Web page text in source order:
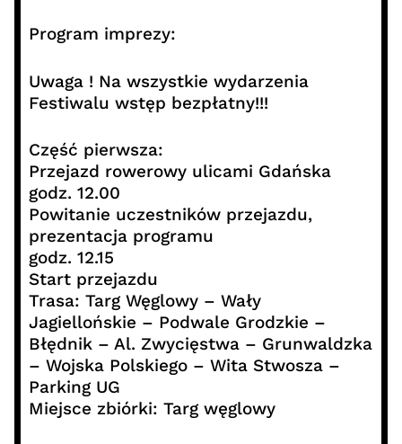
Program imprezy:
Uwaga ! Na wszystkie wydarzenia
Festiwalu wstęp bezpłatny!!!
Część pierwsza:
Przejazd rowerowy ulicami Gdańska
godz. 12.00
Powitanie uczestników przejazdu,
prezentacja programu
godz. 12.15
Start przejazdu
Trasa: Targ Węglowy – Wały
Jagiellońskie – Podwale Grodzkie –
Błędnik – Al. Zwycięstwa – Grunwaldzka
– Wojska Polskiego – Wita Stwosza –
Parking UG
Miejsce zbiórki: Targ węglowy